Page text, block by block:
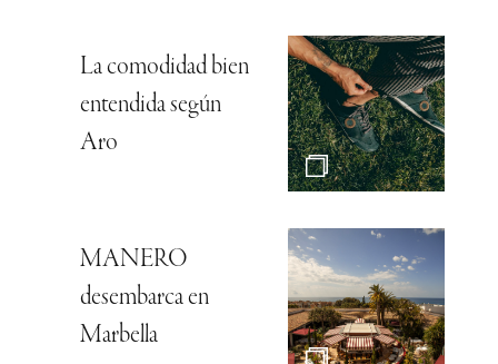
La comodidad bien
entendida según
Aro
MANERO
desembarca en
Marbella